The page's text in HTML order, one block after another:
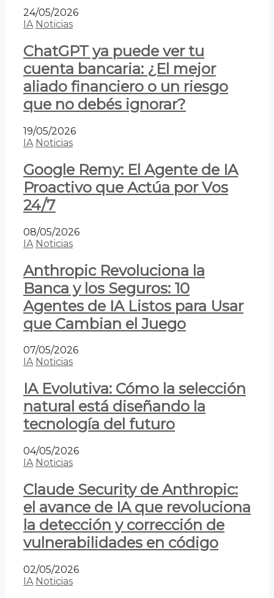
24/05/2026
IA Noticias
ChatGPT ya puede ver tu
cuenta bancaria: ¿El mejor
aliado financiero o un riesgo
que no debés ignorar?
19/05/2026
IA Noticias
Google Remy: El Agente de IA
Proactivo que Actúa por Vos
24/7
08/05/2026
IA Noticias
Anthropic Revoluciona la
Banca y los Seguros: 10
Agentes de IA Listos para Usar
que Cambian el Juego
07/05/2026
IA Noticias
IA Evolutiva: Cómo la selección
natural está diseñando la
tecnología del futuro
04/05/2026
IA Noticias
Claude Security de Anthropic:
el avance de IA que revoluciona
la detección y corrección de
vulnerabilidades en código
02/05/2026
IA Noticias